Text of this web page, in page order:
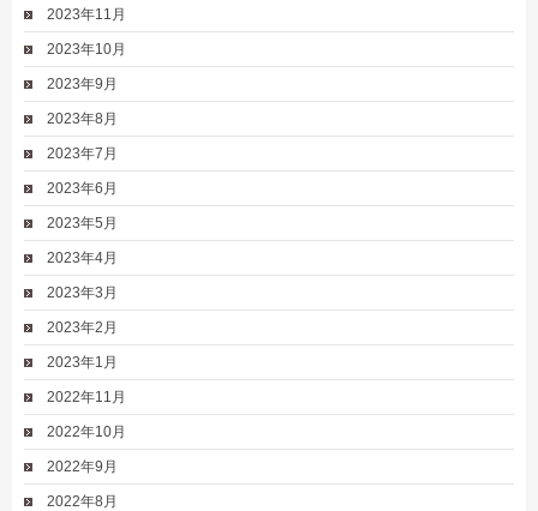
2023年11月
2023年10月
2023年9月
2023年8月
2023年7月
2023年6月
2023年5月
2023年4月
2023年3月
2023年2月
2023年1月
2022年11月
2022年10月
2022年9月
2022年8月